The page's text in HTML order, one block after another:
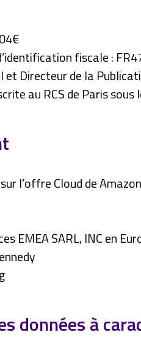
fiscale :
Directeur de la
au RCS de Paris
l’offre Cloud de
EMEA SARL, INC en
données à